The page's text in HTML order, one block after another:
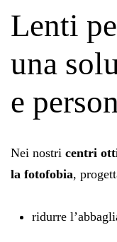
Lenti
una
e
Nei nostri centri
la fotofobia,
ridurre